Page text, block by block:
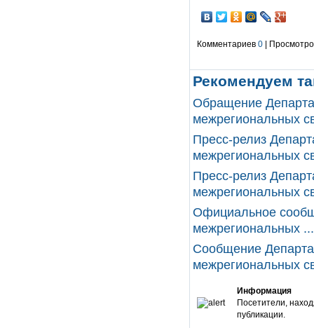
Комментариев 0 |
Рекомендуем
Обращение
межрегиональных
Пресс-релиз
межрегиональных
Пресс-релиз
межрегиональных
Официальное
межрегиональных ...
Сообщение
межрегиональных
Информация
Посетители,
публикации.